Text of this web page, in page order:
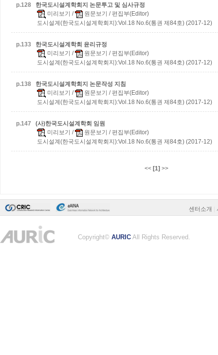
p.128
한국도시설계학회지 논문투고 및 심사규정
미리보기 / 원문보기 / 편집부(Editor)
도시설계(한국도시설계학회지):Vol.18 No.6(통권 제84호) (2017-12)
p.133
한국도시설계학회 윤리규정
미리보기 / 원문보기 / 편집부(Editor)
도시설계(한국도시설계학회지):Vol.18 No.6(통권 제84호) (2017-12)
p.138
한국도시설계학회지 논문작성 지침
미리보기 / 원문보기 / 편집부(Editor)
도시설계(한국도시설계학회지):Vol.18 No.6(통권 제84호) (2017-12)
p.147
(사)한국도시설계학회 임원
미리보기 / 원문보기 / 편집부(Editor)
도시설계(한국도시설계학회지):Vol.18 No.6(통권 제84호) (2017-12)
<< [1] >>
센터소개
Copyright© AURIC All Rights Reserved.